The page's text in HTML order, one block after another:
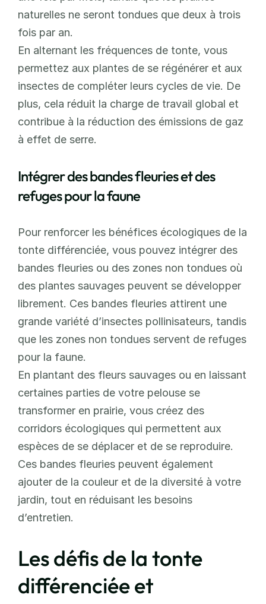
naturelles ne seront tondues que deux à trois
fois par an.
En alternant les fréquences de tonte, vous
permettez aux plantes de se régénérer et aux
insectes de compléter leurs cycles de vie. De
plus, cela réduit la charge de travail global et
contribue à la réduction des émissions de gaz
à effet de serre.
Intégrer des bandes fleuries et des
refuges pour la faune
Pour renforcer les bénéfices écologiques de la
tonte différenciée, vous pouvez intégrer des
bandes fleuries ou des zones non tondues où
des plantes sauvages peuvent se développer
librement. Ces bandes fleuries attirent une
grande variété d’insectes pollinisateurs, tandis
que les zones non tondues servent de refuges
pour la faune.
En plantant des fleurs sauvages ou en laissant
certaines parties de votre pelouse se
transformer en prairie, vous créez des
corridors écologiques qui permettent aux
espèces de se déplacer et de se reproduire.
Ces bandes fleuries peuvent également
ajouter de la couleur et de la diversité à votre
jardin, tout en réduisant les besoins
d’entretien.
Les défis de la tonte
différenciée et